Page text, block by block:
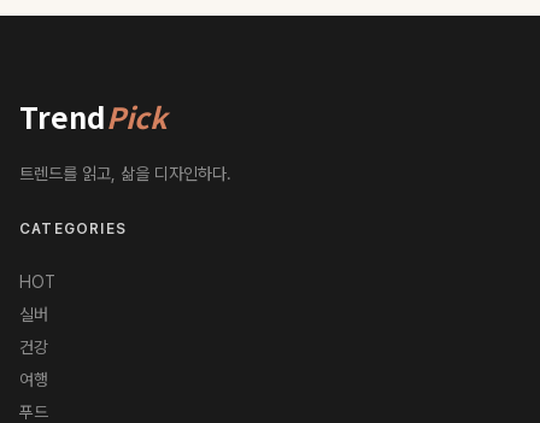
TrendPick
트렌드를 읽고, 삶을 디자인하다.
CATEGORIES
HOT
실버
건강
여행
푸드